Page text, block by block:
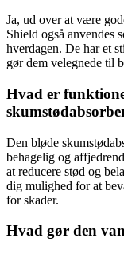
Ja, ud over at være
Shield også anvendes
hverdagen. De har et
gør dem velegnede til
Hvad er
Den bløde
behagelig og
at reducere stød og
dig mulighed for at
for skader.
Hvad gør den